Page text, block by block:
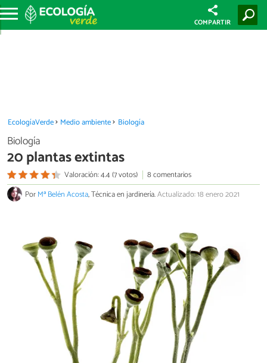
COMPARTIR
EcologíaVerde Medio ambiente Biología
Biología
20 plantas extintas
Valoración: 4.4 (7 votos)
8 comentarios
PorMª Belén Acosta, Técnica en jardinería.Actualizado: 18 enero 2021